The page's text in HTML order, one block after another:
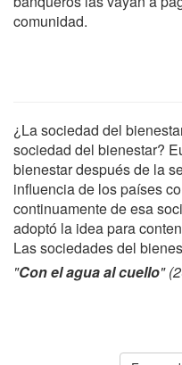
comunidad.
¿La sociedad del
sociedad del bienestar?
bienestar después de la
influencia de los países
continuamente de esa
adoptó la idea para
Las sociedades del
"Con el agua al cuello"